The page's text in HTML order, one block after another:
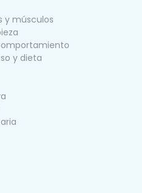
y músculos
y dieta